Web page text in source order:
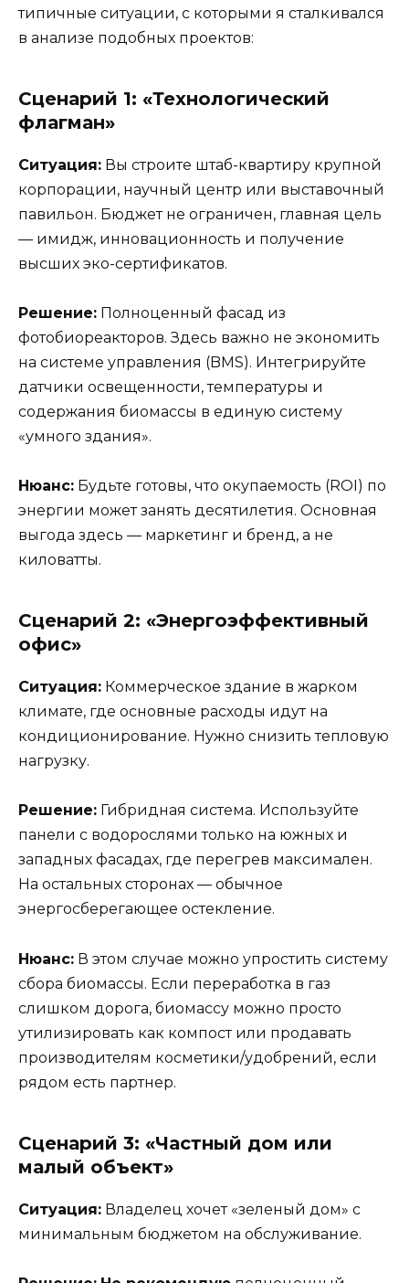
типичные ситуации, с которыми я сталкивался
в анализе подобных проектов:
Сценарий 1: «Технологический
флагман»
Ситуация: Вы строите штаб-квартиру крупной
корпорации, научный центр или выставочный
павильон. Бюджет не ограничен, главная цель
— имидж, инновационность и получение
высших эко-сертификатов.
Решение: Полноценный фасад из
фотобиореакторов. Здесь важно не экономить
на системе управления (BMS). Интегрируйте
датчики освещенности, температуры и
содержания биомассы в единую систему
«умного здания».
Нюанс: Будьте готовы, что окупаемость (ROI) по
энергии может занять десятилетия. Основная
выгода здесь — маркетинг и бренд, а не
киловатты.
Сценарий 2: «Энергоэффективный
офис»
Ситуация: Коммерческое здание в жарком
климате, где основные расходы идут на
кондиционирование. Нужно снизить тепловую
нагрузку.
Решение: Гибридная система. Используйте
панели с водорослями только на южных и
западных фасадах, где перегрев максимален.
На остальных сторонах — обычное
энергосберегающее остекление.
Нюанс: В этом случае можно упростить систему
сбора биомассы. Если переработка в газ
слишком дорога, биомассу можно просто
утилизировать как компост или продавать
производителям косметики/удобрений, если
рядом есть партнер.
Сценарий 3: «Частный дом или
малый объект»
Ситуация: Владелец хочет «зеленый дом» с
минимальным бюджетом на обслуживание.